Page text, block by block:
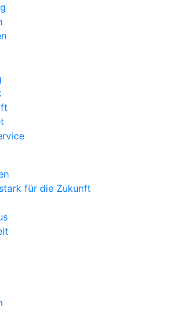
für die Zukunft